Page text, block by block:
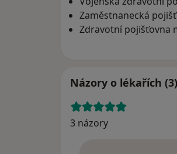
Zaměstnanecká
Zdravotní pojišťovna
Názory o lékařích (3)
3 názory